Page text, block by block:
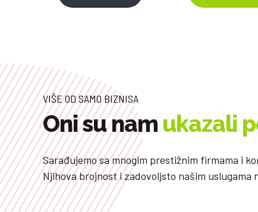
VIŠE OD SAMO BIZNISA
Oni su nam ukazali
Sarađujemo sa mnogim prestižnim firmama i
Njihova brojnost i zadovoljsto našim uslugama